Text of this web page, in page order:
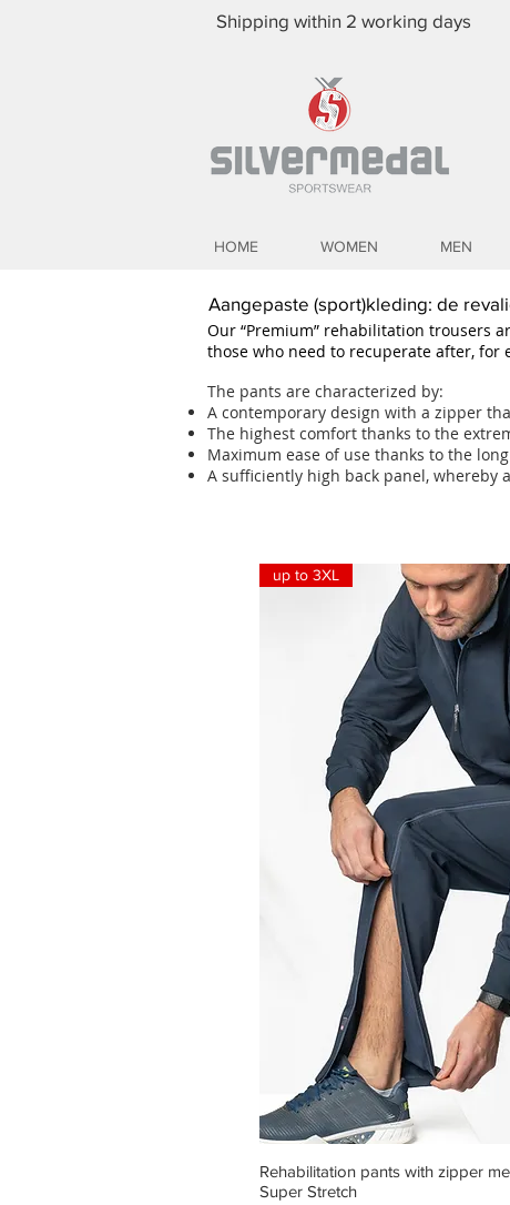
Shipping within 2 working days
HOME WOMEN MEN
Aangepaste (sport)kleding: de
Our “Premium” rehabilitation trousers
those who need to recuperate after, for
The pants are characterized by:
A contemporary design with a zipper
The highest comfort thanks to the
Maximum ease of use thanks to the
A sufficiently high back panel,
Quick
up to 3XL
Rehabilitation pants with zipper
Super Stretch